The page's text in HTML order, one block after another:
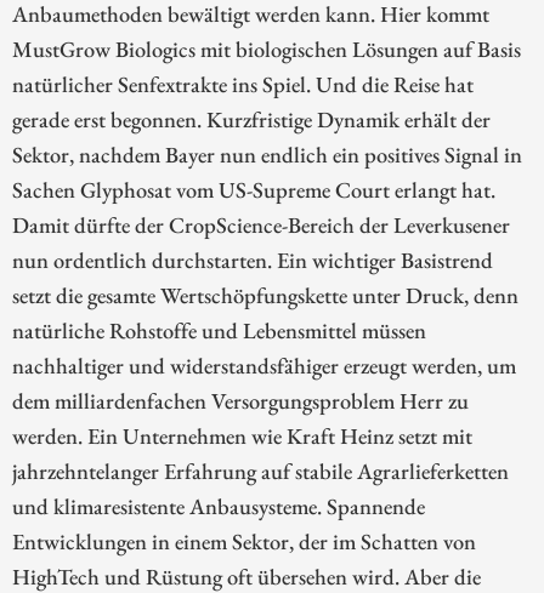
Anbaumethoden bewältigt werden kann. Hier kommt
MustGrow Biologics mit biologischen Lösungen auf Basis
natürlicher Senfextrakte ins Spiel. Und die Reise hat
gerade erst begonnen. Kurzfristige Dynamik erhält der
Sektor, nachdem Bayer nun endlich ein positives Signal in
Sachen Glyphosat vom US-Supreme Court erlangt hat.
Damit dürfte der CropScience-Bereich der Leverkusener
nun ordentlich durchstarten. Ein wichtiger Basistrend
setzt die gesamte Wertschöpfungskette unter Druck, denn
natürliche Rohstoffe und Lebensmittel müssen
nachhaltiger und widerstandsfähiger erzeugt werden, um
dem milliardenfachen Versorgungsproblem Herr zu
werden. Ein Unternehmen wie Kraft Heinz setzt mit
jahrzehntelanger Erfahrung auf stabile Agrarlieferketten
und klimaresistente Anbausysteme. Spannende
Entwicklungen in einem Sektor, der im Schatten von
HighTech und Rüstung oft übersehen wird. Aber die